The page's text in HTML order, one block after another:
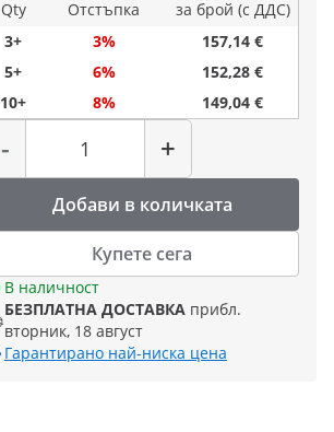
Qty
Отстъпка
за брой (с ДДС)
3+
3%
157,14 €
5+
6%
152,28 €
10+
8% 149,04 €
-
Количество
+
Добави в количката
Купете сега
В наличност
БЕЗПЛАТНА ДОСТАВКА прибл.
вторник, 18 август
Гарантирано най-ниска цена